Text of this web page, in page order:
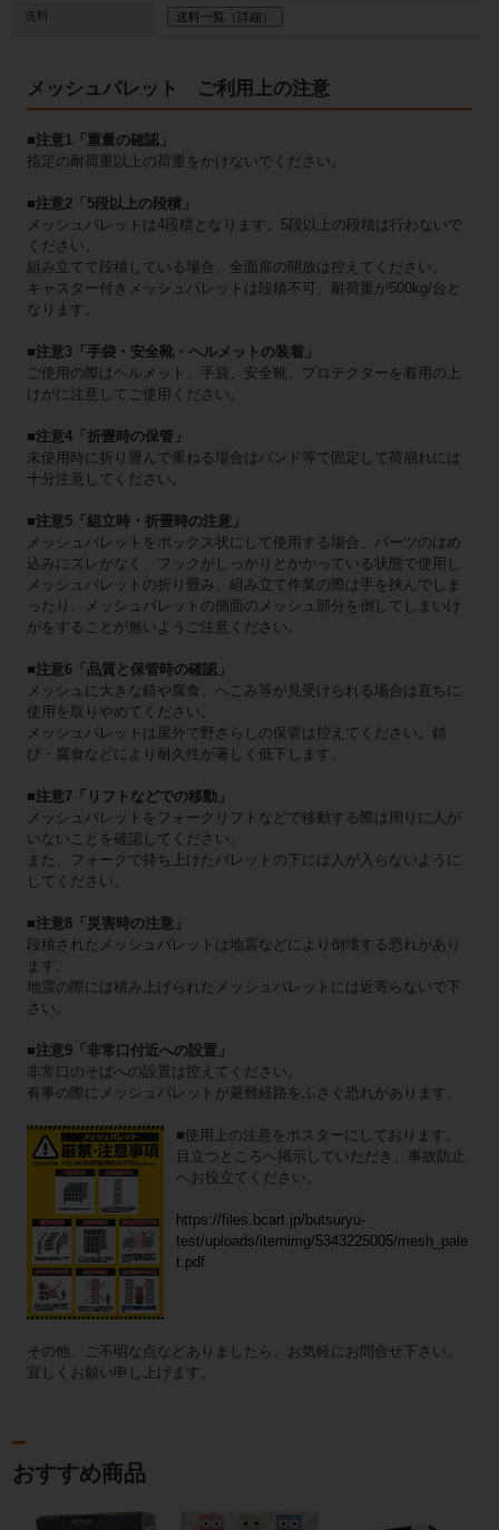
送料 送料一覧（詳細）
メッシュパレット ご利用上の注意
■注意1「重量の確認」
指定の耐荷重以上の荷重をかけないでください。
■注意2「5段以上の段積」
メッシュパレットは4段積となります。5段以上の段積は行わないで
ください。
組み立てて段積している場合、全面扉の開放は控えてください。
キャスター付きメッシュパレットは段積不可、耐荷重が500kg/台と
なります。
■注意3「手袋・安全靴・ヘルメットの装着」
ご使用の際はヘルメット、手袋、安全靴、プロテクターを着用の上
けがに注意してご使用ください。
■注意4「折畳時の保管」
未使用時に折り畳んで重ねる場合はバンド等で固定して荷崩れには
十分注意してください。
■注意5「組立時・折畳時の注意」
メッシュパレットをボックス状にして使用する場合、パーツのはめ
込みにズレがなく、フックがしっかりとかかっている状態で使用し
メッシュパレットの折り畳み、組み立て作業の際は手を挟んでしま
ったり、メッシュパレットの側面のメッシュ部分を倒してしまいけ
がをすることが無いようご注意ください。
■注意6「品質と保管時の確認」
メッシュに大きな錆や腐食、へこみ等が見受けられる場合は直ちに
使用を取りやめてください。
メッシュパレットは屋外で野ざらしの保管は控えてください。錆
び・腐食などにより耐久性が著しく低下します。
■注意7「リフトなどでの移動」
メッシュパレットをフォークリフトなどで移動する際は周りに人が
いないことを確認してください。
また、フォークで持ち上げたパレットの下には人が入らないように
してください。
■注意8「災害時の注意」
段積されたメッシュパレットは地震などにより倒壊する恐れがあり
ます。
地震の際には積み上げられたメッシュパレットには近寄らないで下
さい。
■注意9「非常口付近への設置」
非常口のそばへの設置は控えてください。
有事の際にメッシュパレットが避難経路をふさぐ恐れがあります。
■使用上の注意をポスターにしております。
目立つところへ掲示していただき、事故防止
へお役立てください。
https://files.bcart.jp/butsuryu-
test/uploads/itemimg/5343225005/mesh_pale
t.pdf
その他、ご不明な点などありましたら、お気軽にお問合せ下さい。
宜しくお願い申し上げます。
おすすめ商品